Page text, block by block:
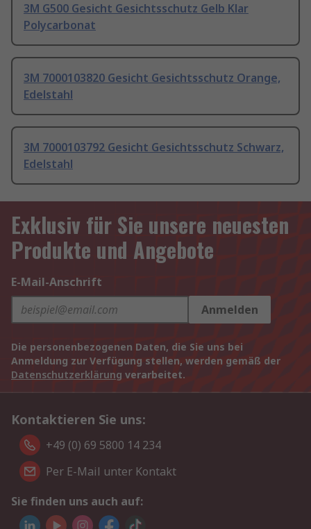
3M G500 Gesicht Gesichtsschutz Gelb Klar
Polycarbonat
3M 7000103820 Gesicht Gesichtsschutz Orange,
Edelstahl
3M 7000103792 Gesicht Gesichtsschutz Schwarz,
Edelstahl
Exklusiv für Sie unsere neuesten
Produkte und Angebote
E-Mail-Anschrift
Anmelden
Die personenbezogenen Daten, die Sie uns bei
Anmeldung zur Verfügung stellen, werden gemäß der
Datenschutzerklärung verarbeitet.
Kontaktieren Sie uns:
+49 (0) 69 5800 14 234
Per E-Mail unter Kontakt
Sie finden uns auch auf: